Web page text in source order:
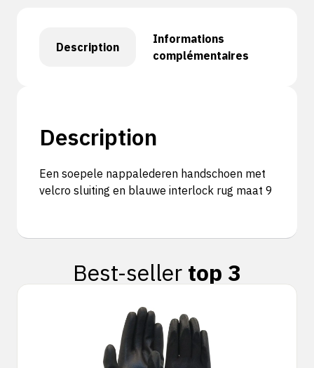
Description
Informations
complémentaires
Description
Een soepele nappalederen handschoen met
velcro sluiting en blauwe interlock rug maat 9
Best-seller top 3